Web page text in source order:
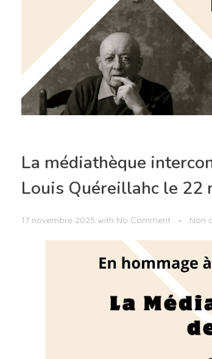
La médiathèque
Louis Quéreillahc le 22
17 novembre 2025 with No Comment Non